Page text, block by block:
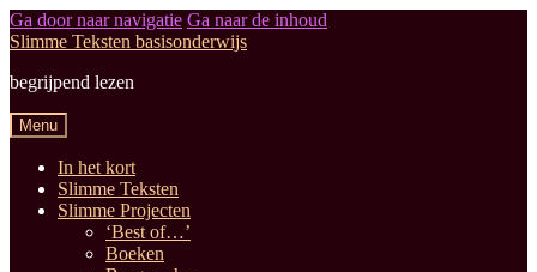
Ga door naar navigatie Ga naar de inhoud
Slimme Teksten basisonderwijs
begrijpend lezen
Menu
In het kort
Slimme Teksten
Slimme Projecten
‘Best of…’
Boeken